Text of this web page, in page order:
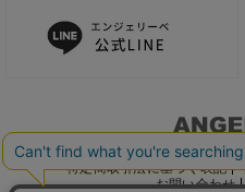
ご利用ガイド 会社概
特定商取引法に基づく表記
お問い合わせ